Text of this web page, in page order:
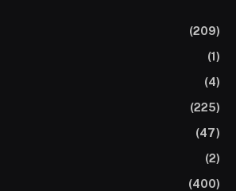
(209)
(1)
(4)
(225)
(47)
(2)
(400)